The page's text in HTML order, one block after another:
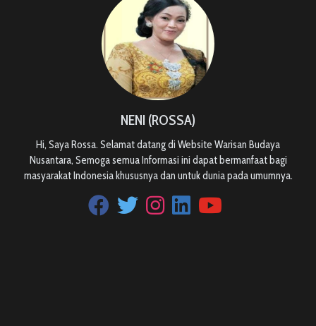
NENI (ROSSA)
Hi, Saya Rossa. Selamat datang di Website Warisan Budaya
Nusantara, Semoga semua Informasi ini dapat bermanfaat bagi
masyarakat Indonesia khususnya dan untuk dunia pada umumnya.